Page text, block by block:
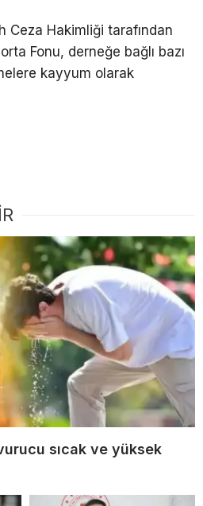
Ceza Hakimliği tarafından
Fonu, derneğe bağlı bazı
kayyum olarak
sıcak ve yüksek